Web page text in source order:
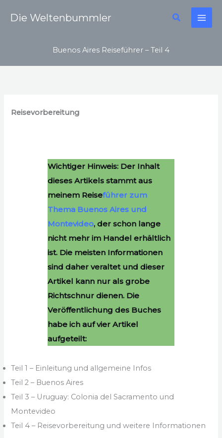
InhaltDie Weltenbummler Suchen
Buenos Aires Reiseführer – Teil 4
Reisevorbereitung
Wichtiger Hinweis: Der Inhalt
dieses Artikels stammt aus
meinem Reiseführer zum
Thema Buenos Aires und
Montevideo, der schon lange
nicht mehr im Handel erhältlich
ist. Die meisten Informationen
sind daher veraltet und dieser
Artikel kann nur als grobe
Richtschnur dienen. Die
Veröffentlichung des Buches
habe ich auf vier Artikel
aufgeteilt:
Teil 1 – Einleitung und allgemeine Infos
Teil 2 – Buenos Aires
Teil 3 – Uruguay: Colonia del Sacramento und
Montevideo
Teil 4 – Reisevorbereitung und weitere Informationen